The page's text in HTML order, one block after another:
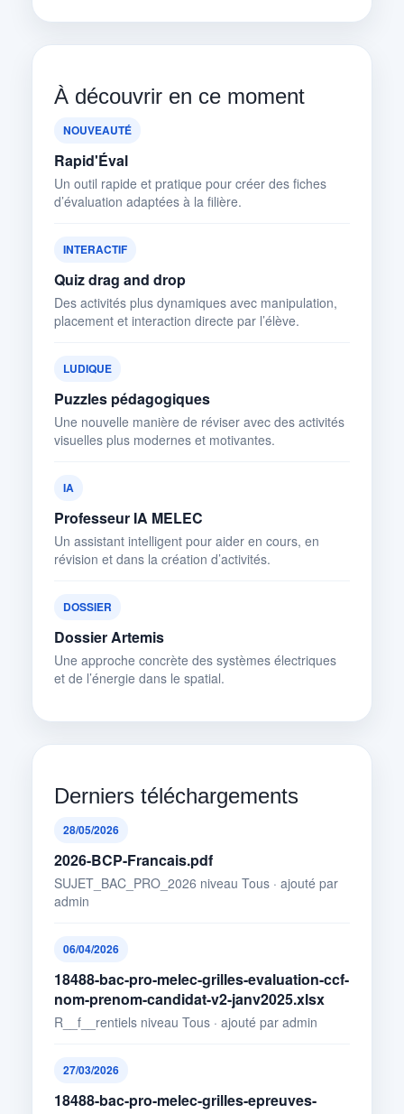
À découvrir en ce moment
NOUVEAUTÉ
Rapid'Éval
Un outil rapide et pratique pour créer des fiches
d’évaluation adaptées à la filière.
INTERACTIF
Quiz drag and drop
Des activités plus dynamiques avec manipulation,
placement et interaction directe par l’élève.
LUDIQUE
Puzzles pédagogiques
Une nouvelle manière de réviser avec des activités
visuelles plus modernes et motivantes.
IA
Professeur IA MELEC
Un assistant intelligent pour aider en cours, en
révision et dans la création d’activités.
DOSSIER
Dossier Artemis
Une approche concrète des systèmes électriques
et de l’énergie dans le spatial.
Derniers téléchargements
28/05/2026
2026-BCP-Francais.pdf
SUJET_BAC_PRO_2026 niveau Tous · ajouté par
admin
06/04/2026
18488-bac-pro-melec-grilles-evaluation-ccf-
nom-prenom-candidat-v2-janv2025.xlsx
R__f__rentiels niveau Tous · ajouté par admin
27/03/2026
18488-bac-pro-melec-grilles-epreuves-